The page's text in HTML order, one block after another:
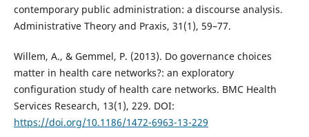
contemporary public administration: a discourse analysis.
Administrative Theory and Praxis, 31(1), 59–77.
Willem, A., & Gemmel, P. (2013). Do governance choices
matter in health care networks?: an exploratory
configuration study of health care networks. BMC Health
Services Research, 13(1), 229. DOI:
https://doi.org/10.1186/1472-6963-13-229